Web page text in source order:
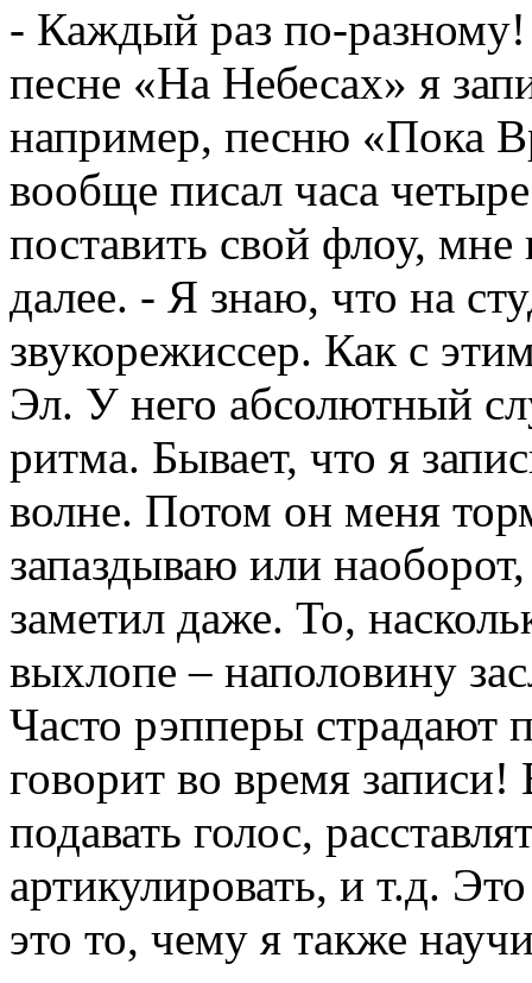
- Каждый раз по-
песне «На Небесах» я
например, песню «Пока
вообще писал часа
поставить свой флоу,
далее. - Я знаю, что на
звукорежиссер. Как с
Эл. У него абсолютный
ритма. Бывает, что я
волне. Потом он меня
запаздываю или
заметил даже. То,
выхлопе – наполовину
Часто рэпперы страдают
говорит во время
подавать голос,
артикулировать, и т.д.
это то, чему я также